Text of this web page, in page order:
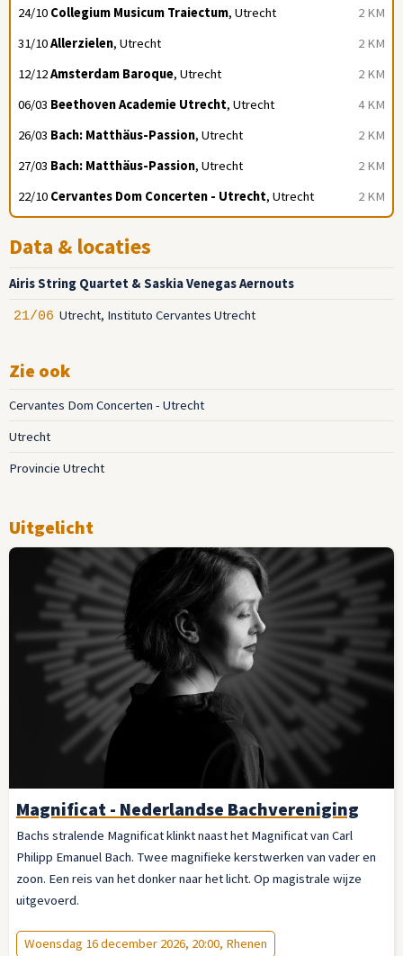
2 KM
24/10 Collegium Musicum Traiectum, Utrecht
2 KM
31/10Allerzielen, Utrecht
2 KM
12/12Amsterdam Baroque, Utrecht
4 KM
06/03 Beethoven Academie Utrecht, Utrecht
2 KM
26/03 Bach: Matthäus-Passion, Utrecht
2 KM
27/03 Bach: Matthäus-Passion, Utrecht
2 KM
22/10 Cervantes Dom Concerten - Utrecht, Utrecht
Data & locaties
Airis String Quartet & Saskia Venegas Aernouts
21/06 Utrecht, Instituto Cervantes Utrecht
Zie ook
Cervantes Dom Concerten - Utrecht
Utrecht
Provincie Utrecht
Uitgelicht
Magnificat - Nederlandse Bachvereniging
Bachs stralende Magnificat klinkt naast het Magnificat van Carl
Philipp Emanuel Bach. Twee magnifieke kerstwerken van vader en
zoon. Een reis van het donker naar het licht. Op magistrale wijze
uitgevoerd.
Woensdag 16 december 2026, 20:00, Rhenen